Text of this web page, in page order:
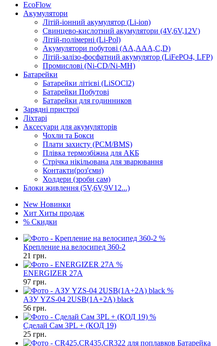
EcoFlow
Акумулятори
Літій-іонний акумулятор (Li-ion)
Свинцево-кислотний акумулятори (4V,6V,12V)
Літій-полімерні (Li-Pol)
Акумулятори побутові (AA,AAA,C,D)
Літій-залізо-фосфатний акумулятор (LiFePO4, LFP)
Промислові (Ni-CD/Ni-MH)
Батарейки
Батарейки літієві (LiSOCl2)
Батарейки Побутові
Батарейки для годинников
Зарядні пристрої
Ліхтарі
Аксесуари для акумуляторів
Чохли та Бокси
Плати захисту (PCM/BMS)
Плівка термозбіжна для АКБ
Стрічка нікільована для зварювання
Контакти(роз'єми)
Холдери (зроби сам)
Блоки живлення (5V,6V,9V12...)
New Новинки
Хит Хиты продаж
% Скидки
%
Крепление на велосипед 360-2
21 грн.
%
ENERGIZER 27A
97 грн.
%
АЗУ YZS-04 2USB(1A+2A) black
56 грн.
%
Сделай Сам 3PL + (КОД 19)
25 грн.